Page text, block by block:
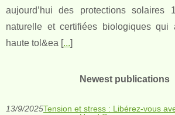
aujourd’hui des protections solaires
naturelle et certifiées biologiques qui
haute tol&ea [...]
Newest publications
13/9/2025Tension et stress : Libérez-vous